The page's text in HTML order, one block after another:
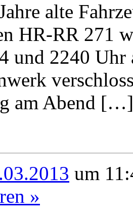
alte
HR-RR 271
und 2240
am Abend […]
um
»